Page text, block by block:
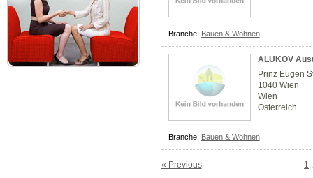
Branche: Bauen & Wohnen
ALUKOV
Prinz Eugen
1040 Wien
Wien
Österreich
Branche: Bauen & Wohnen
« Previous 1